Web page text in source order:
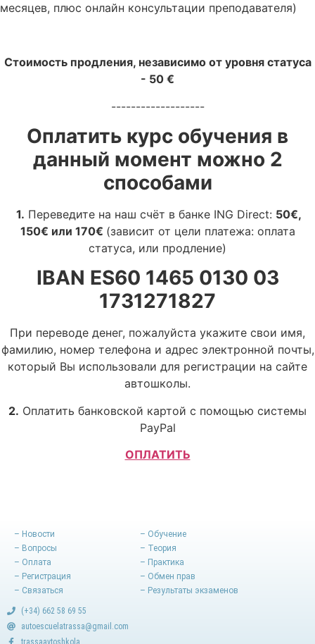
месяцев, плюс онлайн консультации преподавателя)
Стоимость продления, независимо от уровня статуса
- 50 €
-------------------
Оплатить курс обучения в
данный момент можно 2
способами
1. Переведите на наш счёт в банке ING Direct: 50€,
150€ или 170€ (зависит от цели платежа: оплата
статуса, или продление)
IBAN ES60 1465 0130 03
1731271827
При переводе денег, пожалуйста укажите свои имя,
фамилию, номер телефона и адрес электронной почты,
который Bы использовали для регистрации на сайте
автошколы.
2. Оплатить банковской картой с помощью системы
PayPal
ОПЛАТИТЬ
– Новости
– Вопросы
– Оплата
– Регистрация
– Связаться
– Обучение
– Теория
– Практика
– Обмен прав
– Результаты экзаменов
(+34) 662 58 69 55
autoescuelatrassa@gmail.com
trassaavtoshkola